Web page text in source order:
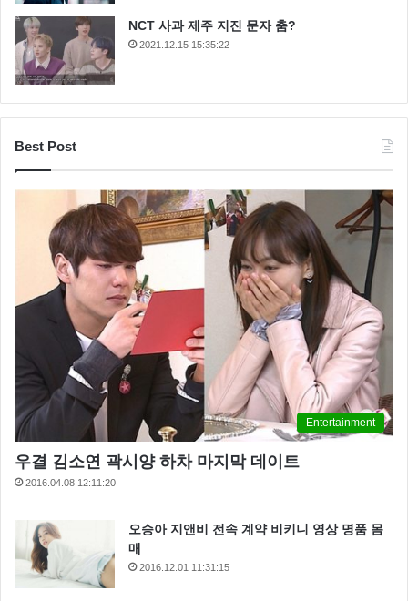
NCT 사과 제주 지진 문자 춤?
2021.12.15 15:35:22
Best Post
Entertainment
우결 김소연 곽시양 하차 마지막 데이트
2016.04.08 12:11:20
오승아 지앤비 전속 계약 비키니 영상 명품 몸
매
2016.12.01 11:31:15